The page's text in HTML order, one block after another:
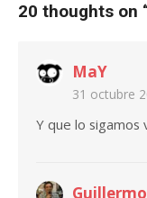
20 thoughts on
MaY
31 octubre
Y que lo sigamos
Guillermo